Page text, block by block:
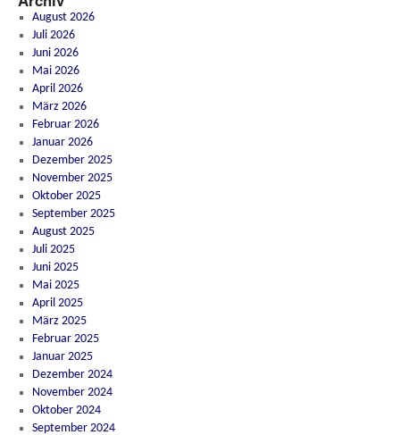
August 2026
Juli 2026
Juni 2026
Mai 2026
April 2026
März 2026
Februar 2026
Januar 2026
Dezember 2025
November 2025
Oktober 2025
September 2025
August 2025
Juli 2025
Juni 2025
Mai 2025
April 2025
März 2025
Februar 2025
Januar 2025
Dezember 2024
November 2024
Oktober 2024
September 2024